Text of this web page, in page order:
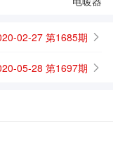
02-27 第1685期
05-28 第1697期